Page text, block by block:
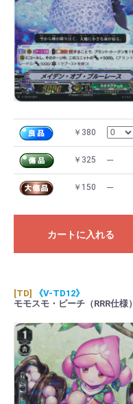
￥380
￥325 ---
￥150 ---
カートに入れる
[TD]
《V-TD12》
モモスモ・ピーチ（RRR仕様）